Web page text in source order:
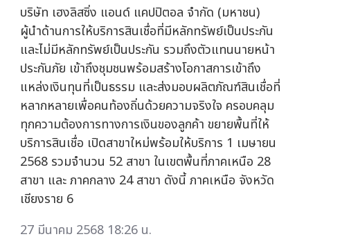
บริษัท เฮงลิสซิ่ง แอนด์ แคปปิตอล จำกัด (มหาชน)
ผู้นำด้านการให้บริการสินเชื่อที่มีหลักทรัพย์เป็นประกัน
และไม่มีหลักทรัพย์เป็นประกัน รวมถึงตัวแทนนายหน้า
ประกันภัย เข้าถึงชุมชนพร้อมสร้างโอกาสการเข้าถึง
แหล่งเงินทุนที่เป็นธรรม และส่งมอบผลิตภัณฑ์สินเชื่อที่
หลากหลายเพื่อคนท้องถิ่นด้วยความจริงใจ ครอบคลุม
ทุกความต้องการทางการเงินของลูกค้า ขยายพื้นที่ให้
บริการสินเชื่อ เปิดสาขาใหม่พร้อมให้บริการ 1 เมษายน
2568 รวมจำนวน 52 สาขา ในเขตพื้นที่ภาคเหนือ 28
สาขา และ ภาคกลาง 24 สาขา ดังนี้ ภาคเหนือ จังหวัด
เชียงราย 6
27 มีนาคม 2568 18:26 น.